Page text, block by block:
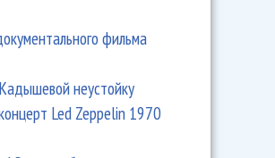
фильма
неустойку
Led Zeppelin 1970